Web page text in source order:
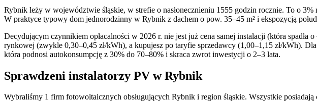
Rybnik leży w województwie śląskie, w strefie o nasłonecznieniu 1555 godzin rocznie. To o 3%
W praktyce typowy dom jednorodzinny w Rybnik z dachem o pow. 35–45 m² i ekspozycją
Decydującym czynnikiem opłacalności w 2026 r. nie jest już cena samej instalacji (która spadła
rynkowej (zwykle 0,30–0,45 zł/kWh), a kupujesz po taryfie sprzedawcy (1,00–1,15 zł/kWh).
która podnosi autokonsumpcję z 30% do 70–80% i skraca zwrot inwestycji o 2–3 lata.
Sprawdzeni instalatorzy PV wRybnik
Wybraliśmy 1 firm fotowoltaicznych obsługujących Rybnik i region śląskie. Wszystkie